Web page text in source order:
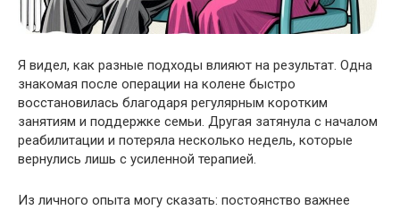
Я видел, как разные подходы влияют на результат. Одна
знакомая после операции на колене быстро
восстановилась благодаря регулярным коротким
занятиям и поддержке семьи. Другая затянула с началом
реабилитации и потеряла несколько недель, которые
вернулись лишь с усиленной терапией.
Из личного опыта могу сказать: постоянство важнее